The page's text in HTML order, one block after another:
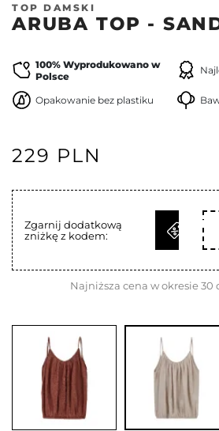
TOP DAMSKI
ARUBA TOP -
100% Wyprodukowano w
Polsce
Opakowanie bez plastiku
229 PLN
Zgarnij dodatkową
zniżkę z kodem:
Najniższa cena w okresie 30